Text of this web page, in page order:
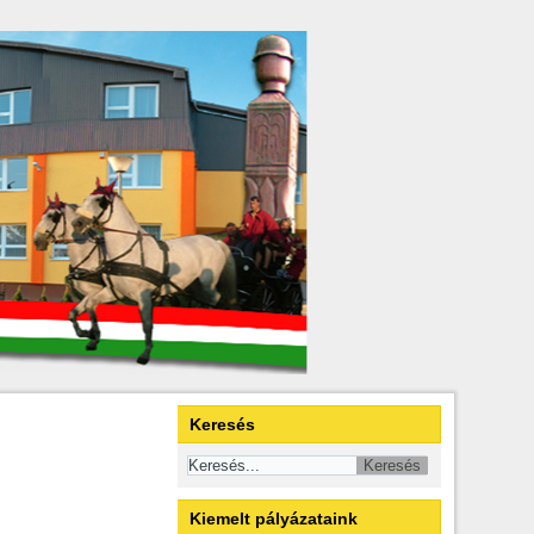
Keresés
Kiemelt pályázataink